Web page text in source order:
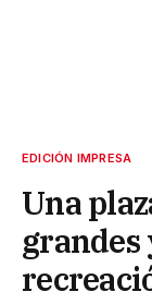
EDICIÓN IMPRESA
Una
grandes